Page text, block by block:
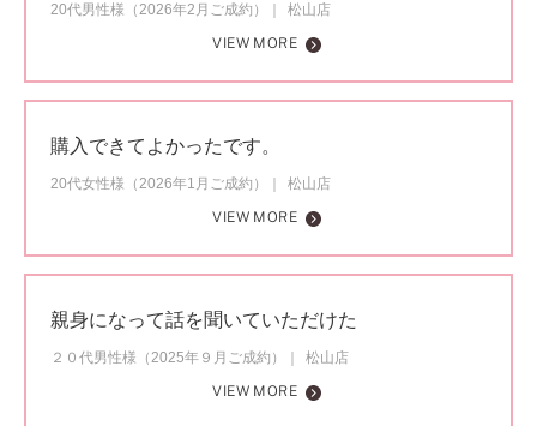
20代男性様（2026年2月ご成約）
松山店
VIEW MORE
購入できてよかったです。
20代女性様（2026年1月ご成約）
松山店
VIEW MORE
親身になって話を聞いていただけた
２０代男性様（2025年９月ご成約）
松山店
VIEW MORE